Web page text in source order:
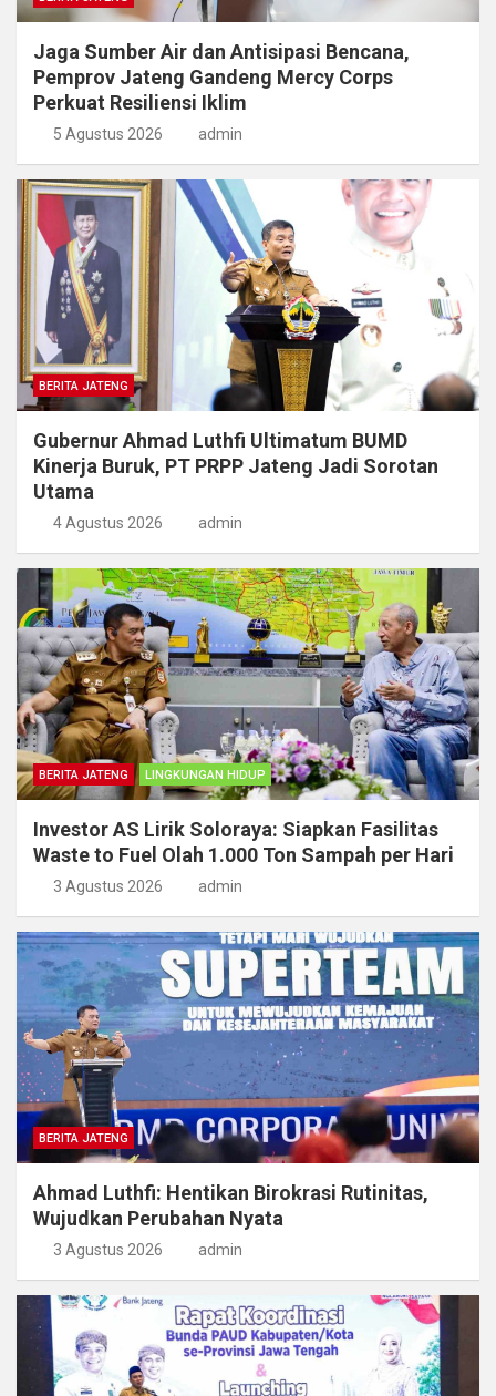
Jaga Sumber Air dan Antisipasi Bencana,
Pemprov Jateng Gandeng Mercy Corps
Perkuat Resiliensi Iklim
5 Agustus 2026 admin
BERITA JATENG
Gubernur Ahmad Luthfi Ultimatum BUMD
Kinerja Buruk, PT PRPP Jateng Jadi Sorotan
Utama
4 Agustus 2026 admin
BERITA JATENG LINGKUNGAN HIDUP
Investor AS Lirik Soloraya: Siapkan Fasilitas
Waste to Fuel Olah 1.000 Ton Sampah per Hari
3 Agustus 2026 admin
BERITA JATENG
Ahmad Luthfi: Hentikan Birokrasi Rutinitas,
Wujudkan Perubahan Nyata
3 Agustus 2026 admin